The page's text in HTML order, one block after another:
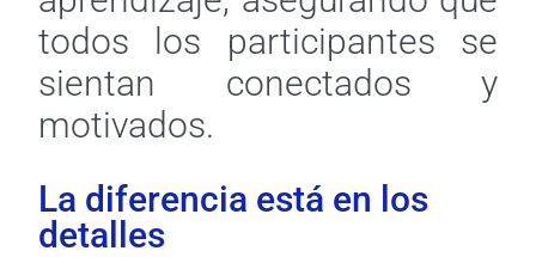
todos los participantes se
sientan conectados y
motivados.
La diferencia está en los
detalles